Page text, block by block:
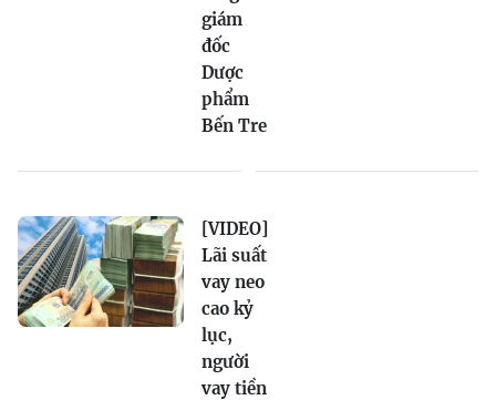
giám
đốc
Dược
phẩm
Bến Tre
[VIDEO]
Lãi suất
vay neo
cao kỷ
lục,
người
vay tiền